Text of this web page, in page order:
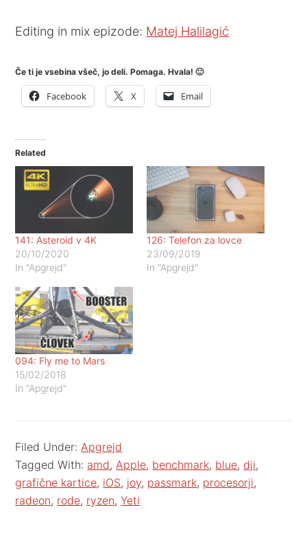
Editing in mix epizode: Matej Halilagić
Če ti je vsebina všeč, jo deli. Pomaga. Hvala! 🙂
Facebook X Email
Related
141: Asteroid v 4K
20/10/2020
In "Apgrejd"
126: Telefon za lovce
23/09/2019
In "Apgrejd"
094: Fly me to Mars
15/02/2018
In "Apgrejd"
Filed Under:Apgrejd
Tagged With: amd,Apple, benchmark, blue, dji,
grafične kartice, iOS, joy, passmark, procesorji,
radeon, rode, ryzen,Yeti